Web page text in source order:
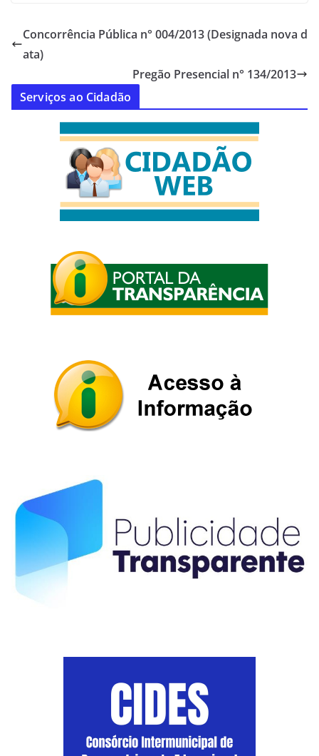
Concorrência Pública n° 004/2013 (Designada nova d
ata)
Pregão Presencial n° 134/2013
Serviços ao Cidadão